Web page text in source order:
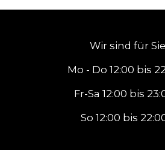
Wir sind für
Mo - Do 12:00 bis
Fr-Sa 12:00 bis
So 12:00 bis